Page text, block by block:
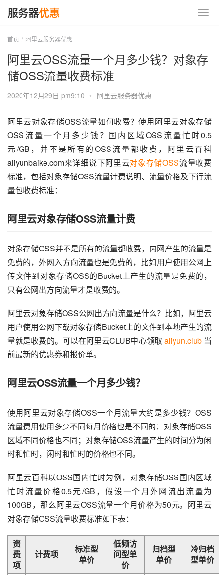
首页 阿里云服务器优惠
阿里云OSS流量一个月多少钱？对象存
储OSS流量收费标准
2020年12月29日 pm9:10 • 阿里云服务器优惠
阿里云对象存储OSS流量如何收费？使用阿里云对象存储
OSS流量一个月多少钱？国内区域OSS流量忙时0.5
元/GB，并不是所有的OSS流量都收费，阿里云百科
aliyunbaike.com来详细说下阿里云对象存储OSS流量收费
标准，包括对象存储OSS流量计费说明、流量价格及下行流
量包收费标准：
阿里云对象存储OSS流量计费
对象存储OSS并不是所有的流量都收费，内网产生的流量是
免费的，外网入方向流量也是免费的，比如用户使用公网上
传文件到对象存储OSS的Bucket上产生的流量是免费的，
只有公网出方向流量才是收费的。
阿里云对象存储OSS公网出方向流量是什么？比如，阿里云
用户使用公网下载对象存储Bucket上的文件到本地产生的流
量就是收费的。可以在阿里云CLUB中心领取 aliyun.club 当
前最新的优惠券和报价单。
阿里云OSS流量一个月多少钱？
使用阿里云对象存储OSS一个月流量大约是多少钱？OSS
流量费用使用多少不同每月价格也是不同的：对象存储OSS
区域不同价格也不同；对象存储OSS流量产生的时间分为闲
时和忙时，闲时和忙时的价格也不同。
阿里云百科以OSS国内忙时为例，对象存储OSS国内区域
忙时流量价格0.5元/GB，假设一个月外网流出流量为
100GB，那么阿里云OSS流量一个月价格为50元。阿里云
对象存储OSS流量收费标准如下表：
资
费
项
计费项
标准型
单价
低频访
问型单
价
归档型
单价
冷归档
型单价